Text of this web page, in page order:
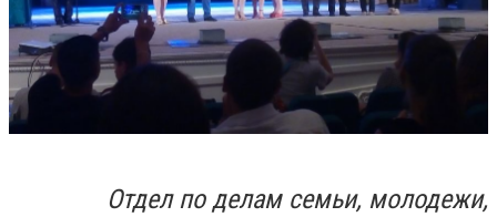
Отдел по делам семьи, молодежи,